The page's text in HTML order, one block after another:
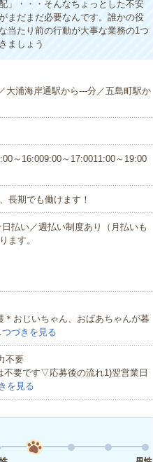
」・・・そんなちょっとした不安
まだまだ必要なんです。誰かの役
当たり前の行動が大事な業務の1つ
ましょう
大浦海岸通駅から---分／五島町駅か
～16:009:00～17:0011:00～19:00
期でも働けます！
い／週払い制度あり（月払いも
ます。
おじいちゃん、おばあちゃんが暮
つづきを見る
不要
要です▽応募後の流れ1)翌営業日
を見る